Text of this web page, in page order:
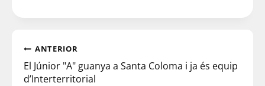
ANTERIOR
El Júnior "A" guanya a Santa Coloma i ja és equip
d’Interterritorial